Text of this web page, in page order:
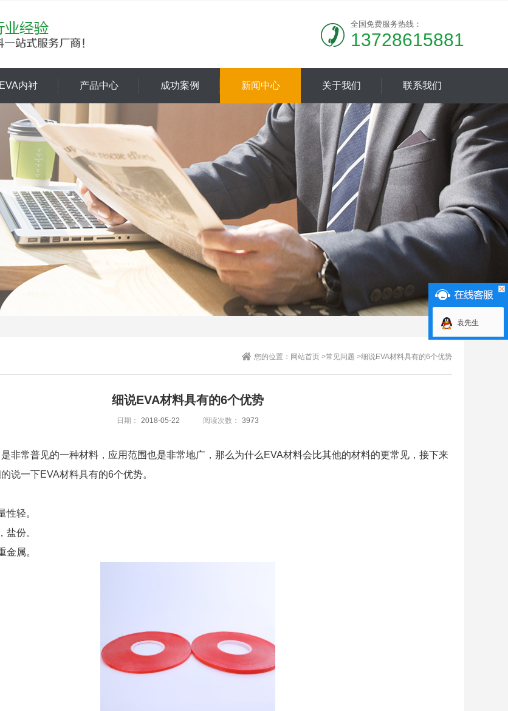
全国免费服务热线：
13728615881
EVA内衬 产品中心 成功案例 新闻中心 关于我们 联系我们
您的位置： 网站首页 >常见问题 >细说EVA材料具有的6个优势
细说EVA材料具有的6个优势
日期： 2018-05-22 阅读次数： 3973
非常普见的一种材料，应用范围也是非常地广，那么为什么EVA材料会比其他的材料的更常见，接下来
说一下EVA材料具有的6个优势。
性轻。
盐份。
金属。
袁先生